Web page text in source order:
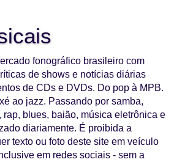
fonográfico brasileiro com
de shows e notícias diárias
de CDs e DVDs. Do pop à MPB.
ao jazz. Passando por samba,
rap, blues, baião, música eletrônica e
diariamente. É proibida a
texto ou foto deste site em veículo
em redes sociais - sem a